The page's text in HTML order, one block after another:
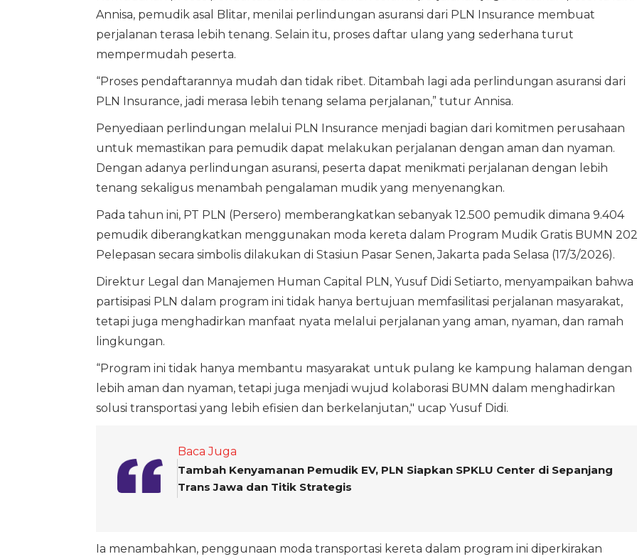
Annisa, pemudik asal Blitar, menilai perlindungan asuransi dari PLN Insurance membuat
perjalanan terasa lebih tenang. Selain itu, proses daftar ulang yang sederhana turut
mempermudah peserta.
“Proses pendaftarannya mudah dan tidak ribet. Ditambah lagi ada perlindungan asuransi dari
PLN Insurance, jadi merasa lebih tenang selama perjalanan,” tutur Annisa.
Penyediaan perlindungan melalui PLN Insurance menjadi bagian dari komitmen perusahaan
untuk memastikan para pemudik dapat melakukan perjalanan dengan aman dan nyaman.
Dengan adanya perlindungan asuransi, peserta dapat menikmati perjalanan dengan lebih
tenang sekaligus menambah pengalaman mudik yang menyenangkan.
Pada tahun ini, PT PLN (Persero) memberangkatkan sebanyak 12.500 pemudik dimana 9.404
pemudik diberangkatkan menggunakan moda kereta dalam Program Mudik Gratis BUMN
Pelepasan secara simbolis dilakukan di Stasiun Pasar Senen, Jakarta pada Selasa (17/3/2026).
Direktur Legal dan Manajemen Human Capital PLN, Yusuf Didi Setiarto, menyampaikan bahwa
partisipasi PLN dalam program ini tidak hanya bertujuan memfasilitasi perjalanan masyarakat,
tetapi juga menghadirkan manfaat nyata melalui perjalanan yang aman, nyaman, dan ramah
lingkungan.
“Program ini tidak hanya membantu masyarakat untuk pulang ke kampung halaman dengan
lebih aman dan nyaman, tetapi juga menjadi wujud kolaborasi BUMN dalam menghadirkan
solusi transportasi yang lebih efisien dan berkelanjutan," ucap Yusuf Didi.
Baca Juga
Tambah Kenyamanan Pemudik EV, PLN Siapkan SPKLU Center di Sepanjang
Trans Jawa dan Titik Strategis
Ia menambahkan, penggunaan moda transportasi kereta dalam program ini diperkirakan